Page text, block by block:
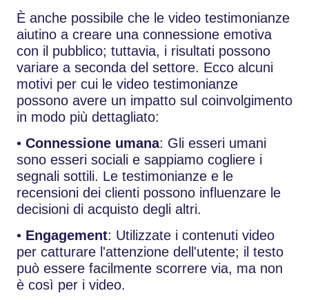
È anche possibile che le video testimonianze
aiutino a creare una connessione emotiva
con il pubblico; tuttavia, i risultati possono
variare a seconda del settore. Ecco alcuni
motivi per cui le video testimonianze
possono avere un impatto sul coinvolgimento
in modo più dettagliato:
• Connessione umana: Gli esseri umani
sono esseri sociali e sappiamo cogliere i
segnali sottili. Le testimonianze e le
recensioni dei clienti possono influenzare le
decisioni di acquisto degli altri.
• Engagement: Utilizzate i contenuti video
per catturare l'attenzione dell'utente; il testo
può essere facilmente scorrere via, ma non
è così per i video.